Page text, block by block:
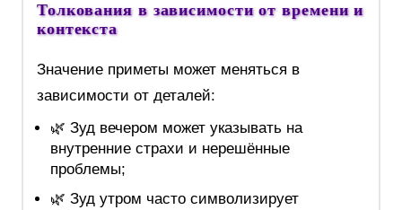
Толкования в зависимости от времени и
контекста
Значение приметы может меняться в
зависимости от деталей:
🌿 Зуд вечером может указывать на
внутренние страхи и нерешённые
проблемы;
🌿 Зуд утром часто символизирует